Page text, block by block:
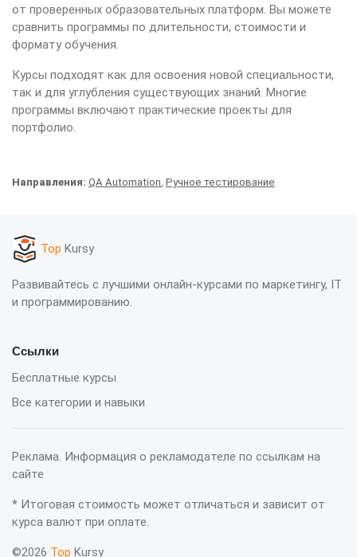
от проверенных образовательных платформ. Вы можете
сравнить программы по длительности, стоимости и
формату обучения.
Курсы подходят как для освоения новой специальности,
так и для углубления существующих знаний. Многие
программы включают практические проекты для
портфолио.
Направления: QA Automation Ручное тестирование
Top Kursy
Развивайтесь с лучшими онлайн-курсами по маркетингу, IT
и программированию.
Ссылки
Бесплатные курсы
Все категории и навыки
Реклама. Информация о рекламодателе по ссылкам на
сайте
* Итоговая стоимость может отличаться и зависит от
курса валют при оплате.
©2026 Top Kursy